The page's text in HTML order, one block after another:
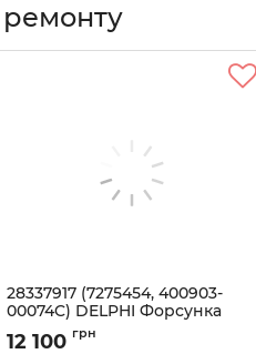
ремонту
28337917 (7275454, 400903-
00074C) DELPHI Форсунка
DOOSAN T4 1.8, BOBCAT 2.4
Артикул:
12 100 грн